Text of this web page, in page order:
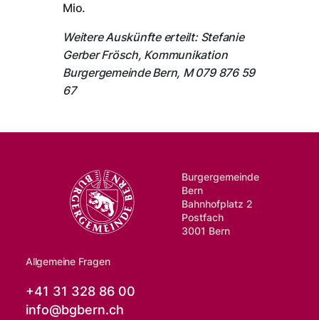
Mio.
Weitere Auskünfte erteilt: Stefanie
Gerber Frösch, Kommunikation
Burgergemeinde Bern, M 079 876 59
67
Burgergemeinde
Bern
Bahnhofplatz 2
Postfach
3001 Bern
Allgemeine Fragen
+41 31 328 86 00
info@bgbern.ch